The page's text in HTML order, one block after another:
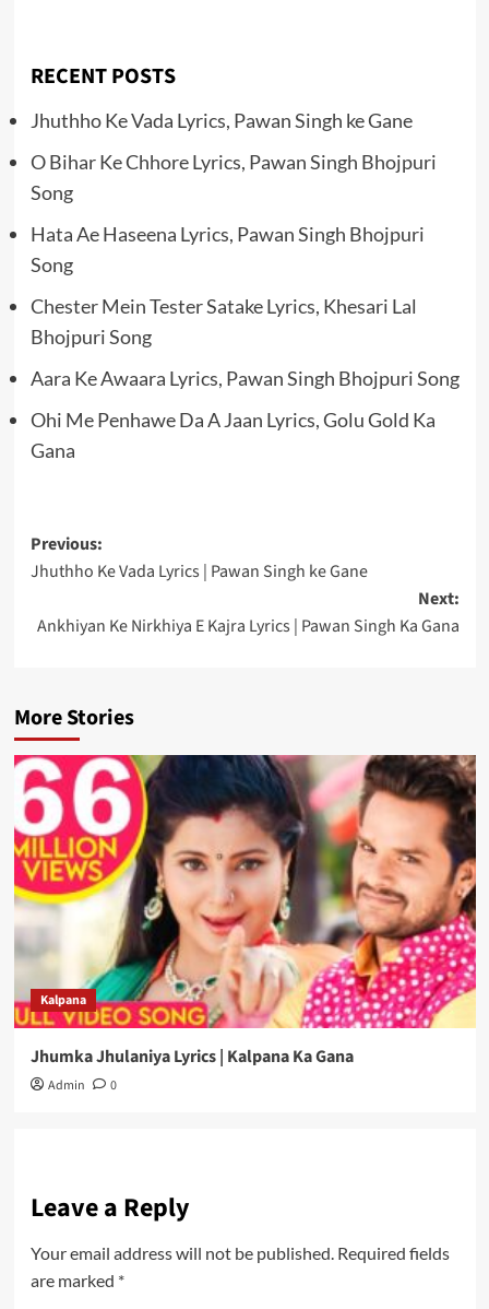
RECENT POSTS
Jhuthho Ke Vada Lyrics, Pawan Singh ke Gane
O Bihar Ke Chhore Lyrics, Pawan Singh Bhojpuri
Song
Hata Ae Haseena Lyrics, Pawan Singh Bhojpuri
Song
Chester Mein Tester Satake Lyrics, Khesari Lal
Bhojpuri Song
Aara Ke Awaara Lyrics, Pawan Singh Bhojpuri Song
Ohi Me Penhawe Da A Jaan Lyrics, Golu Gold Ka
Gana
Post
navigation
Previous:
Jhuthho Ke Vada Lyrics | Pawan Singh ke Gane
Next:
Ankhiyan Ke Nirkhiya E Kajra Lyrics | Pawan Singh Ka Gana
More Stories
Kalpana
Jhumka Jhulaniya Lyrics | Kalpana Ka Gana
Admin 0
Leave a Reply
Your email address will not be published. Required fields
are marked *